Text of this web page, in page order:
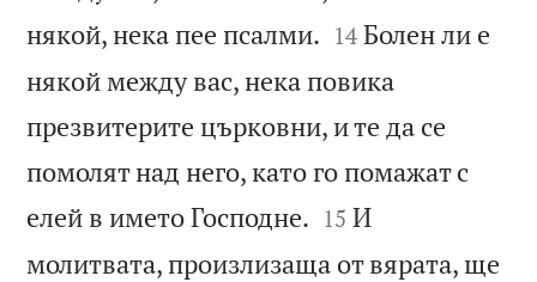
някой, нека пее псалми. 

14 Болен ли е
някой между вас, нека повика
презвитерите църковни, и те да се
помолят над него, като го помажат с
елей в името Господне. 

15 И
молитвата, произлизаща от вярата, ще